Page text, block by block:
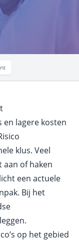
en lagere kosten
klus. Veel
aan of haken
een actuele
Bij het
op het gebied